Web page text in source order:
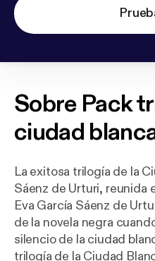
Sobre Pack
ciudad
La exitosa trilogía de la
Sáenz de Urturi, reunida
Eva García Sáenz de
de la novela negra
silencio de la ciudad
trilogía de la Ciudad